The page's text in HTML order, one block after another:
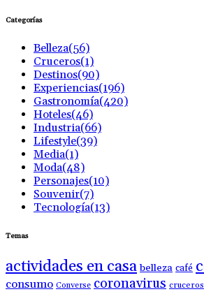
Categorías
Belleza(56)
Cruceros(1)
Destinos(90)
Experiencias(196)
Gastronomía(420)
Hoteles(46)
Industria(66)
Lifestyle(39)
Media(1)
Moda(48)
Personajes(10)
Souvenir(7)
Tecnología(13)
Temas
actividades en casa belleza café
consumo Converse coronavirus cruceros